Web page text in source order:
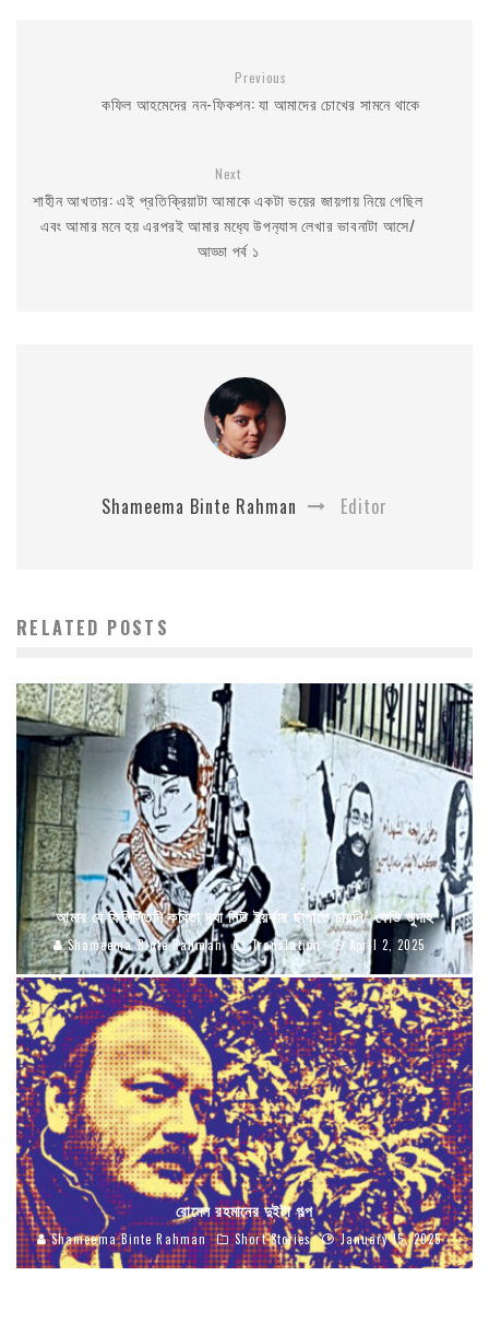
Previous
কফিল আহমেদের নন-ফিকশন: যা আমাদের চোখের সামনে থাকে
Next
শাহীন আখতার: এই প্রতিক্রিয়াটা আমাকে একটা ভয়ের জায়গায় নিয়ে গেছিল
এবং আমার মনে হয় এরপরই আমার মধ‍্যে উপন‍্যাস লেখার ভাবনাটা আসে/
আড্ডা পর্ব ১
Shameema Binte Rahman Editor
RELATED POSTS
আমার যে ফিলিস্তিনি কবিতা দ‍্যা নিউ ইয়র্কার ছাপাতে চায়নি/ ফেডি জুদাহ
Shameema Binte Rahman Translation April 2, 2025
রোমেল রহমানের দুইটা গল্প
Shameema Binte Rahman Short Stories January 15, 2025